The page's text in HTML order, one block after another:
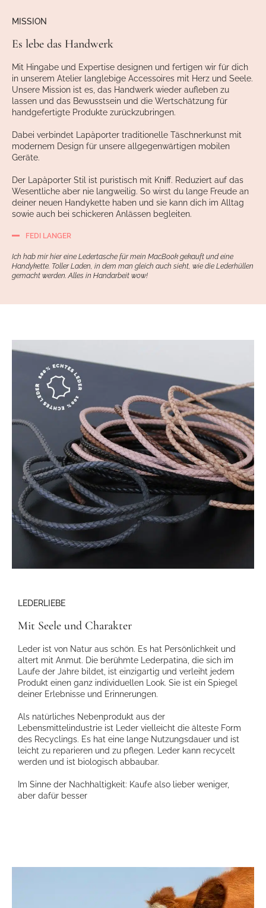
MISSION
Es lebe das Handwerk
Mit Hingabe und Expertise designen und fertigen wir für dich
in unserem Atelier langlebige Accessoires mit Herz und Seele.
Unsere Mission ist es, das Handwerk wieder aufleben zu
lassen und das Bewusstsein und die Wertschätzung für
handgefertigte Produkte zurückzubringen.
Dabei verbindet Lapàporter traditionelle Täschnerkunst mit
modernem Design für unsere allgegenwärtigen mobilen
Geräte.
Der Lapàporter Stil ist puristisch mit Kniff. Reduziert auf das
Wesentliche aber nie langweilig. So wirst du lange Freude an
deiner neuen Handykette haben und sie kann dich im Alltag
sowie auch bei schickeren Anlässen begleiten.
FEDI LANGER
Ich hab mir hier eine Ledertasche für mein MacBook gekauft und eine
Handykette. Toller Laden, in dem man gleich auch sieht, wie die Lederhüllen
gemacht werden. Alles in Handarbeit wow!
LEDERLIEBE
Mit Seele und Charakter
Leder ist von Natur aus schön. Es hat Persönlichkeit und
altert mit Anmut. Die berühmte Lederpatina, die sich im
Laufe der Jahre bildet, ist einzigartig und verleiht jedem
Produkt einen ganz individuellen Look. Sie ist ein Spiegel
deiner Erlebnisse und Erinnerungen.
Als natürliches Nebenprodukt aus der
Lebensmittelindustrie ist Leder vielleicht die älteste Form
des Recyclings. Es hat eine lange Nutzungsdauer und ist
leicht zu reparieren und zu pflegen. Leder kann recycelt
werden und ist biologisch abbaubar.
Im Sinne der Nachhaltigkeit: Kaufe also lieber weniger,
aber dafür besser